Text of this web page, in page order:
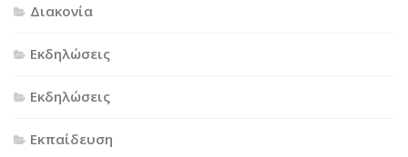
Διακονία
Εκδηλώσεις
Εκδηλώσεις
Εκπαίδευση